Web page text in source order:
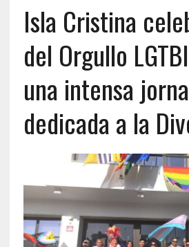
Isla Cristina
del Orgullo
una intensa
dedicada a la